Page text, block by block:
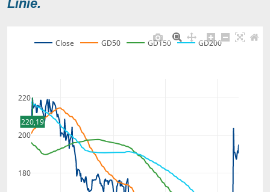
Linie.
180
200
220
Close GD50 GD150 GD200
220,19